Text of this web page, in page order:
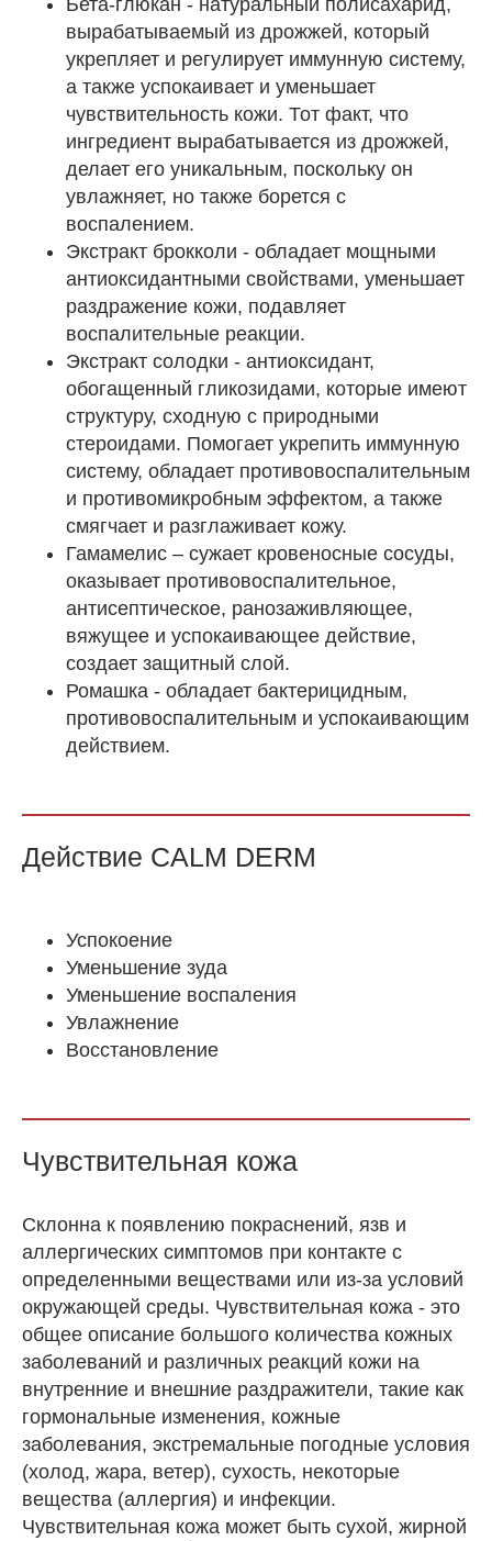
вырабатываемый из дрожжей, который
укрепляет и регулирует иммунную систему,
а также успокаивает и уменьшает
чувствительность кожи. Тот факт, что
ингредиент вырабатывается из дрожжей,
делает его уникальным, поскольку он
увлажняет, но также борется с
воспалением.
Экстракт брокколи - обладает мощными
антиоксидантными свойствами, уменьшает
раздражение кожи, подавляет
воспалительные реакции.
Экстракт солодки - антиоксидант,
обогащенный гликозидами, которые имеют
структуру, сходную с природными
стероидами. Помогает укрепить иммунную
систему, обладает противовоспалительным
и противомикробным эффектом, а также
смягчает и разглаживает кожу.
Гамамелис – сужает кровеносные сосуды,
оказывает противовоспалительное,
антисептическое, ранозаживляющее,
вяжущее и успокаивающее действие,
создает защитный слой.
Ромашка - обладает бактерицидным,
противовоспалительным и успокаивающим
действием.
Действие CALM DERM
Успокоение
Уменьшение зуда
Уменьшение воспаления
Увлажнение
Восстановление
Чувствительная кожа
Склонна к появлению покраснений, язв и
аллергических симптомов при контакте с
определенными веществами или из-за условий
окружающей среды. Чувствительная кожа - это
общее описание большого количества кожных
заболеваний и различных реакций кожи на
внутренние и внешние раздражители, такие как
гормональные изменения, кожные
заболевания, экстремальные погодные условия
(холод, жара, ветер), сухость, некоторые
вещества (аллергия) и инфекции.
Чувствительная кожа может быть сухой, жирной